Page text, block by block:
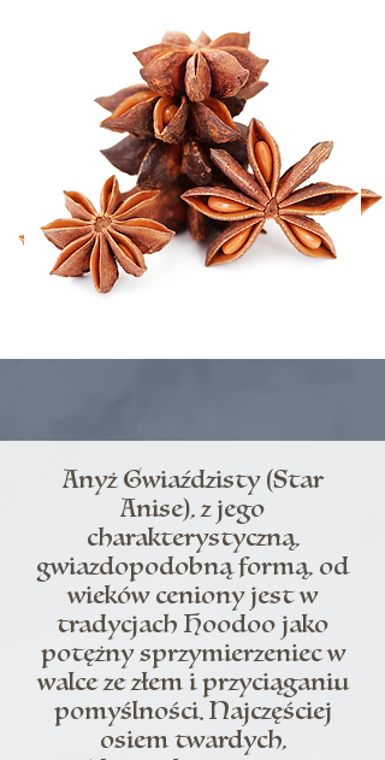
Anyż Gwiaździsty (Star
Anise), z jego
charakterystyczną,
gwiazdopodobną formą, od
wieków ceniony jest w
tradycjach Hoodoo jako
potężny sprzymierzeniec w
walce ze złem i przyciąganiu
pomyślności. Najczęściej
osiem twardych,